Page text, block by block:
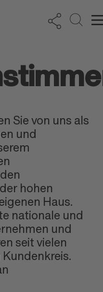
Sie von uns als
und
hohen
Haus.
nationale und
und
seit vielen